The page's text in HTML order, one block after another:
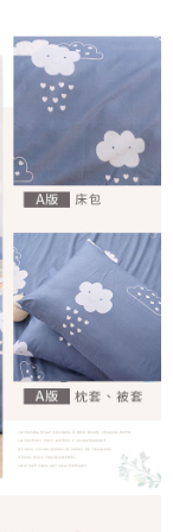
後付」服務完成之交
相關給付款項請求債
同意方可使用
本公司不負相關責
戶狀況，依本公司即
本公司將視審查結果
現惡意使用之情形，
採取法律行動。